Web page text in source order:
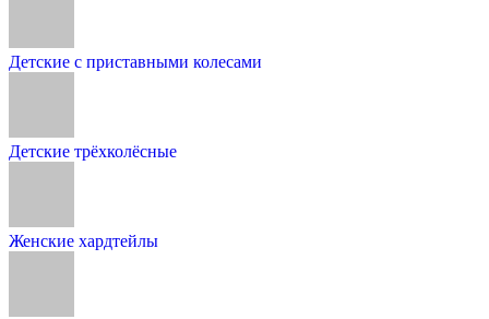
Детские с приставными колесами
Детские трёхколёсные
Женские хардтейлы